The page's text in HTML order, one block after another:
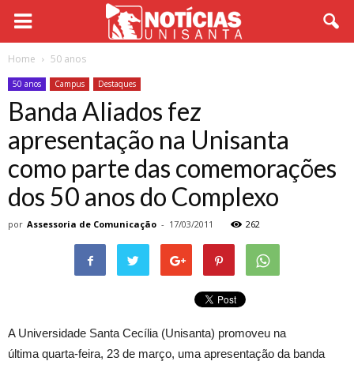
Home 50 anos
50 anos Campus Destaques
Banda Aliados fez
apresentação na Unisanta
como parte das comemorações
dos 50 anos do Complexo
por Assessoria de Comunicação - 17/03/2011 262
A Universidade Santa Cecília (Unisanta) promoveu na
última quarta-feira, 23 de março, uma apresentação da banda